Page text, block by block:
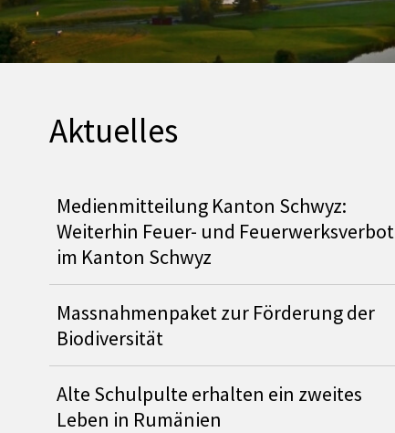
Aktuelles
Medienmitteilung Kanton Schwyz:
Weiterhin Feuer- und Feuerwerksverbot
im Kanton Schwyz
Massnahmenpaket zur Förderung der
Biodiversität
Alte Schulpulte erhalten ein zweites
Leben in Rumänien